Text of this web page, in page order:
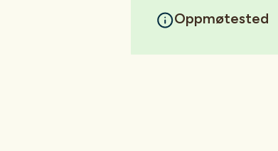
Oppmøtested